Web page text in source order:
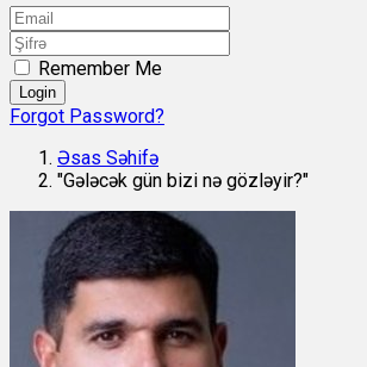
Remember Me
Login
Forgot Password?
Əsas Səhifə
"Gələcək gün bizi nə gözləyir?"